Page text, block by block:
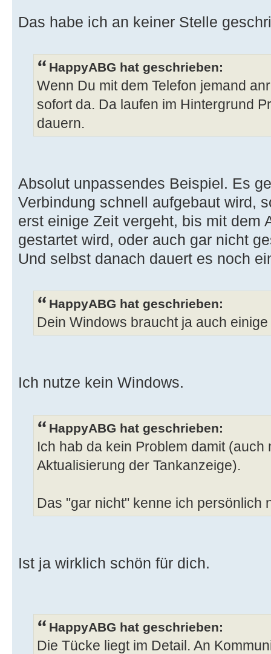
Das habe ich an keiner Stelle
HappyABG hat geschrieben:
Wenn Du mit dem Telefon jemand
sofort da. Da laufen im Hintergrund
dauern.
Absolut unpassendes Beispiel. Es
Verbindung schnell aufgebaut wird,
erst einige Zeit vergeht, bis mit dem
gestartet wird, oder auch gar nicht
Und selbst danach dauert es noch
HappyABG hat geschrieben:
Dein Windows braucht ja auch
Ich nutze kein Windows.
HappyABG hat geschrieben:
Ich hab da kein Problem damit
Aktualisierung der Tankanzeige).
Das "gar nicht" kenne ich persönlich
Ist ja wirklich schön für dich.
HappyABG hat geschrieben:
Die Tücke liegt im Detail. An